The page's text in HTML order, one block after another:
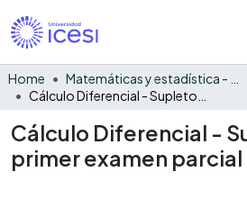
Home
Cálculo Diferencial -
primer examen parcial